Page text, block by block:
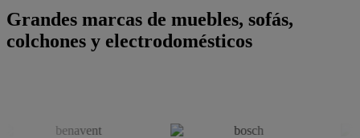
Grandes marcas de muebles, sofás,
colchones y electrodomésticos